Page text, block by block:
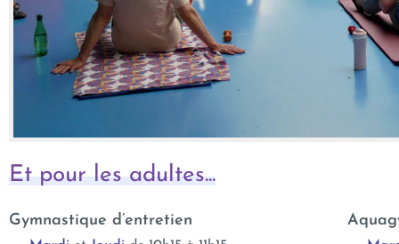
Et pour les adultes...
Gymnastique d’entretien